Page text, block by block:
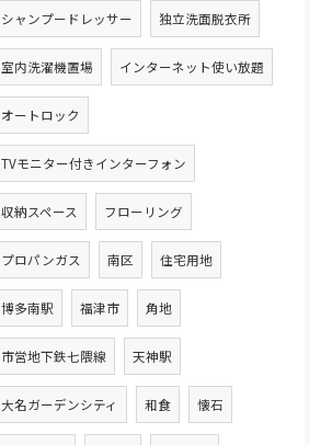
シャンプードレッサー 独立洗面脱衣所
室内洗濯機置場 インターネット使い放題
オートロック
TVモニター付きインターフォン
収納スペース フローリング
プロパンガス 南区 住宅用地
博多南駅 福津市 角地
市営地下鉄七隈線 天神駅
大名ガーデンシティ 和食 懐石